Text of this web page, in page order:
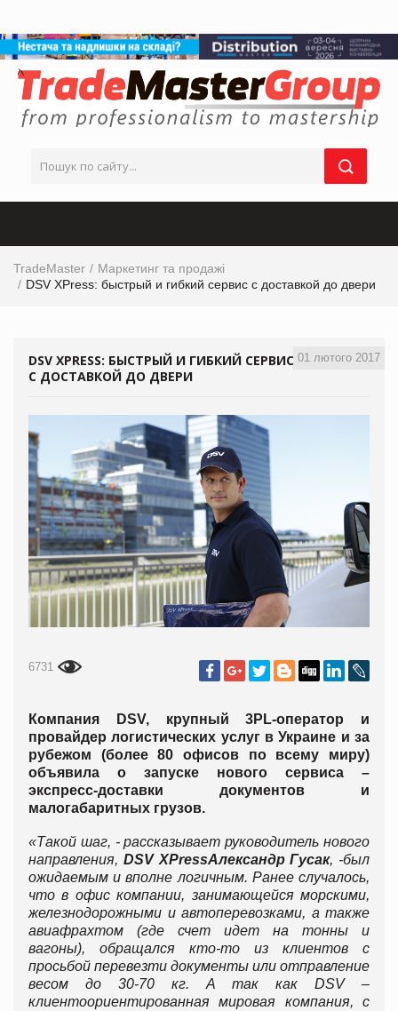
TradeMaster
Маркетинг та продажі
DSV XPress: быстрый и гибкий сервис с доставкой до двери
01 лютого 2017
DSV XPRESS: БЫСТРЫЙ И ГИБКИЙ СЕРВИС
С ДОСТАВКОЙ ДО ДВЕРИ
6731
Компания DSV, крупный 3PL-оператор и
провайдер логистических услуг в Украине и за
рубежом (более 80 офисов по всему миру)
объявила о запуске нового сервиса –
экспресс-доставки документов и
малогабаритных грузов.
«Такой шаг, -рассказывает руководитель нового
направления, DSV XPressАлександр Гусак, -был
ожидаемым и вполне логичным. Ранее случалось,
что в офис компании, занимающейся морскими,
железнодорожными и автоперевозками, а также
авиафрахтом (где счет идет на тонны и
вагоны), обращался кто-то из клиентов с
просьбой перевезти документы или отправление
весом до 30-70 кг. А так какDSV–
клиентоориентированная мировая компания, с